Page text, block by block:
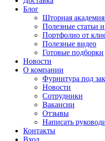
Блог
Шторная
Полезные статьи
Портфолио от
Полезные видео
Готовые подборки
Новости
О компании
Фурнитура под
Новости
Сотрудники
Вакансии
Отзывы
Написать
Контакты
Вход